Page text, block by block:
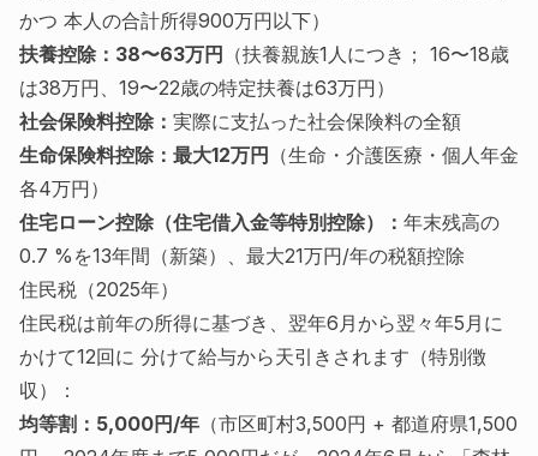
かつ 本人の合計所得900万円以下）
扶養控除：38〜63万円
（扶養親族1人につき； 16〜18歳
は38万円、19〜22歳の特定扶養は63万円）
社会保険料控除： 実際に支払った社会保険料の全額
生命保険料控除：最大12万円
（生命・介護医療・個人年金
各4万円）
住宅ローン控除（住宅借入金等特別控除）： 年末残高の
0.7 %を13年間（新築）、最大21万円/年の税額控除
住民税（2025年）
住民税は前年の所得に基づき、翌年6月から翌々年5月に
かけて12回に 分けて給与から天引きされます（特別徴
収）：
均等割：5,000円/年 （市区町村3,500円 + 都道府県1,500